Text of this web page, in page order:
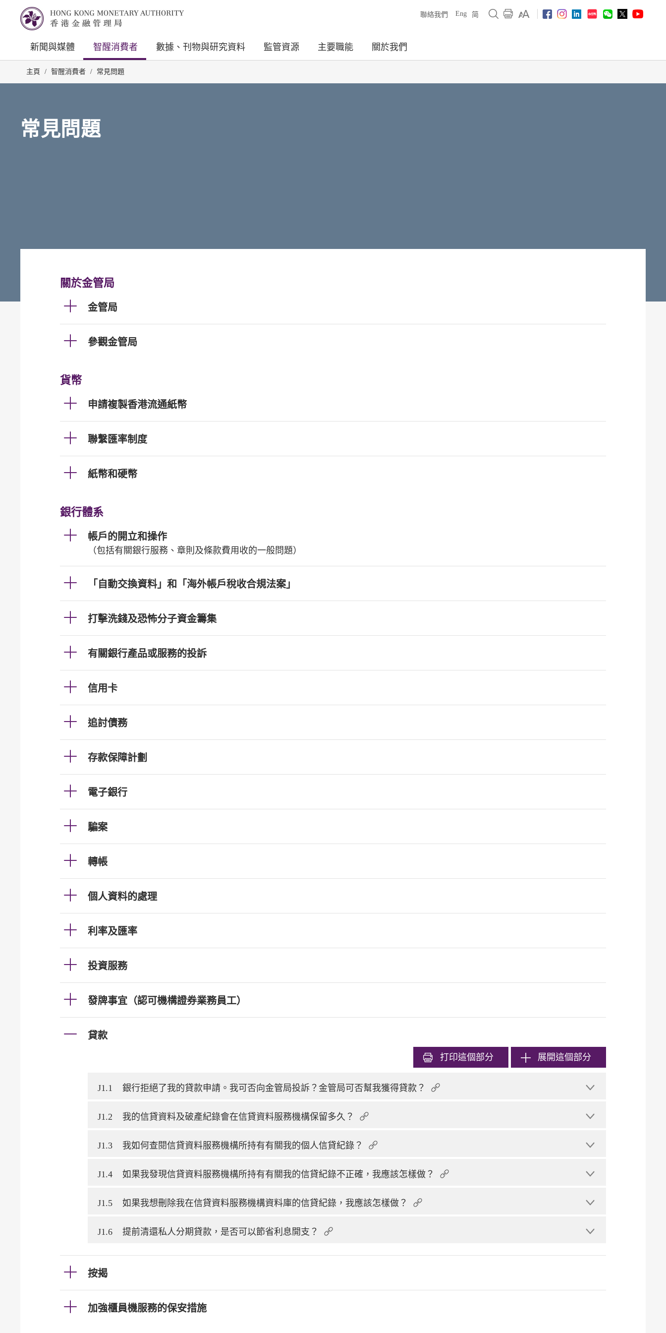
聯絡我們 Eng 简
新聞與媒體 智醒消費者 數據、刊物與研究資料 監管資源 主要職能 關於我們
主頁 / 智醒消費者 / 常見問題
常見問題
關於金管局
金管局
參觀金管局
貨幣
申請複製香港流通紙幣
聯繫匯率制度
紙幣和硬幣
銀行體系
帳戶的開立和操作
（包括有關銀行服務、章則及條款費用收的一般問題）
「自動交換資料」和「海外帳戶稅收合規法案」
打擊洗錢及恐怖分子資金籌集
有關銀行產品或服務的投訴
信用卡
追討債務
存款保障計劃
電子銀行
騙案
轉帳
個人資料的處理
利率及匯率
投資服務
發牌事宜（認可機構證券業務員工）
貸款
打印這個部分 展開這個部分
J1.1 銀行拒絕了我的貸款申請。我可否向金管局投訴？金管局可否幫我獲得貸款？
J1.2 我的信貸資料及破產紀錄會在信貸資料服務機構保留多久？
J1.3 我如何查閱信貸資料服務機構所持有有關我的個人信貸紀錄？
J1.4 如果我發現信貸資料服務機構所持有有關我的信貸紀錄不正確，我應該怎樣做？
J1.5 如果我想刪除我在信貸資料服務機構資料庫的信貸紀錄，我應該怎樣做？
J1.6 提前清還私人分期貸款，是否可以節省利息開支？
按揭
加強櫃員機服務的保安措施